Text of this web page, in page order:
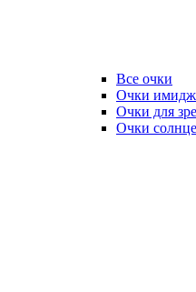
Все очки
Очки
Очки для
Очки